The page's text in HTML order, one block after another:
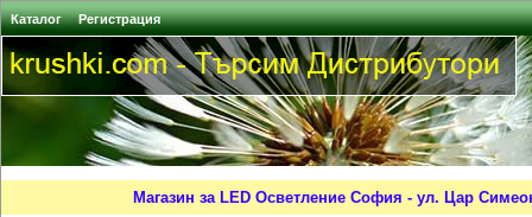
Каталог Регистрация
Магазин за LED Осветление София - ул. Цар